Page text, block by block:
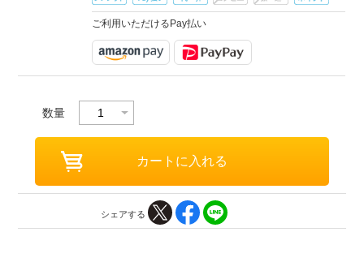
ご利用いただけるPay払い
数量
シェアする